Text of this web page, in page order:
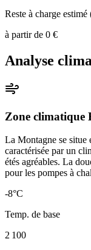
Reste à charge
à partir de 0 €
Analyse
Zone climatique
La Montagne se situe
caractérisée par un
étés agréables. La
pour les pompes à
-8°C
Temp. de base
2 100